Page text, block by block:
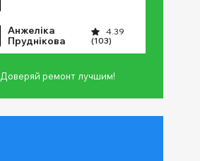
Анжеліка
Пруднікова
4.39
(103)
Доверяй ремонт лучшим!